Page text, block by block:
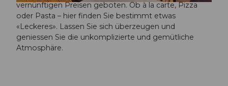
© Seerestaurant Lützelau | CC-BY-NC-ND
vernünftigen Preisen geboten. Ob à la carte, Pizza
oder Pasta – hier finden Sie bestimmt etwas
«Leckeres». Lassen Sie sich überzeugen und
geniessen Sie die unkomplizierte und gemütliche
Atmosphäre.